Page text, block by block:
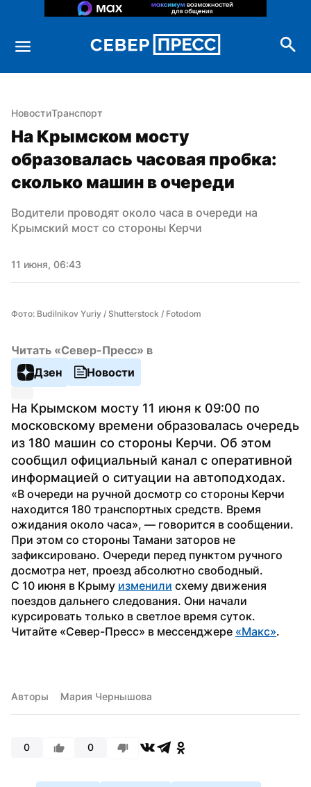
НовостиТранспорт
На Крымском мосту
образовалась часовая пробка:
сколько машин в очереди
Водители проводят около часа в очереди на
Крымский мост со стороны Керчи
11 июня, 06:43
Фото: Budilnikov Yuriy / Shutterstock / Fotodom
Читать «Север-Пресс» в
Дзен
Новости
На Крымском мосту 11 июня к 09:00 по
московскому времени образовалась очередь
из 180 машин со стороны Керчи. Об этом
сообщил официальный канал с оперативной
информацией о ситуации на автоподходах.
«В очереди на ручной досмотр со стороны Керчи
находится 180 транспортных средств. Время
ожидания около часа», — говорится в сообщении.
При этом со стороны Тамани заторов не
зафиксировано. Очереди перед пунктом ручного
досмотра нет, проезд абсолютно свободный.
С 10 июня в Крыму изменили схему движения
поездов дальнего следования. Они начали
курсировать только в светлое время суток.
Читайте «Север-Пресс» в мессенджере «Макс».
Авторы Мария Чернышова
0 0